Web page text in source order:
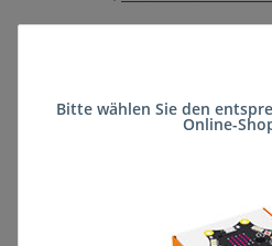
Lieferzeit:ca. 5 Wochen(DE - kein
Bitte wählen Sie den
Online-